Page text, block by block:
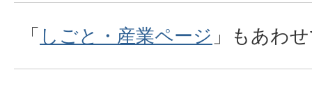
「 しごと・産業ページ 」もあわ